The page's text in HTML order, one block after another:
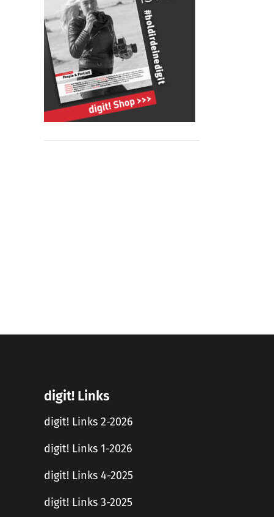
digit! Links
digit! Links 2-2026
digit! Links 1-2026
digit! Links 4-2025
digit! Links 3-2025